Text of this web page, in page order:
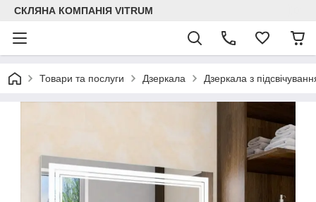
СКЛЯНА КОМПАНІЯ VITRUM
Товари та послуги Дзеркала Дзеркала з